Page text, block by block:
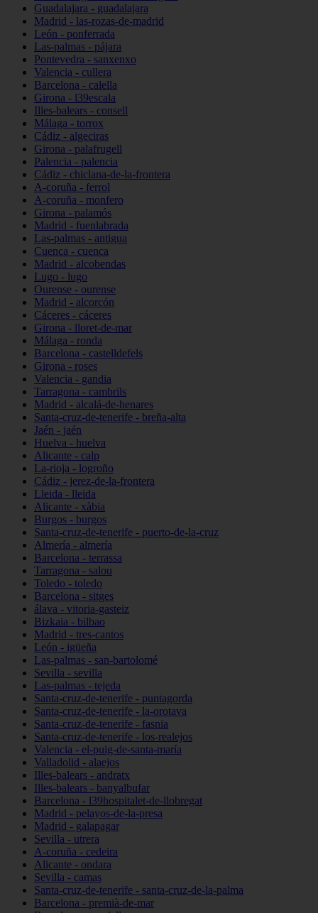
Guadalajara - guadalajara
Madrid - las-rozas-de-madrid
León - ponferrada
Las-palmas - pájara
Pontevedra - sanxenxo
Valencia - cullera
Barcelona - calella
Girona - l39escala
Illes-balears - consell
Málaga - torrox
Cádiz - algeciras
Girona - palafrugell
Palencia - palencia
Cádiz - chiclana-de-la-frontera
A-coruña - ferrol
A-coruña - monfero
Girona - palamós
Madrid - fuenlabrada
Las-palmas - antigua
Cuenca - cuenca
Madrid - alcobendas
Lugo - lugo
Ourense - ourense
Madrid - alcorcón
Cáceres - cáceres
Girona - lloret-de-mar
Málaga - ronda
Barcelona - castelldefels
Girona - roses
Valencia - gandia
Tarragona - cambrils
Madrid - alcalá-de-henares
Santa-cruz-de-tenerife - breña-alta
Jaén - jaén
Huelva - huelva
Alicante - calp
La-rioja - logroño
Cádiz - jerez-de-la-frontera
Lleida - lleida
Alicante - xàbia
Burgos - burgos
Santa-cruz-de-tenerife - puerto-de-la-cruz
Almería - almería
Barcelona - terrassa
Tarragona - salou
Toledo - toledo
Barcelona - sitges
álava - vitoria-gasteiz
Bizkaia - bilbao
Madrid - tres-cantos
León - igüeña
Las-palmas - san-bartolomé
Sevilla - sevilla
Las-palmas - tejeda
Santa-cruz-de-tenerife - puntagorda
Santa-cruz-de-tenerife - la-orotava
Santa-cruz-de-tenerife - fasnia
Santa-cruz-de-tenerife - los-realejos
Valencia - el-puig-de-santa-maría
Valladolid - alaejos
Illes-balears - andratx
Illes-balears - banyalbufar
Barcelona - l39hospitalet-de-llobregat
Madrid - pelayos-de-la-presa
Madrid - galapagar
Sevilla - utrera
A-coruña - cedeira
Alicante - ondara
Sevilla - camas
Santa-cruz-de-tenerife - santa-cruz-de-la-palma
Barcelona - premià-de-mar